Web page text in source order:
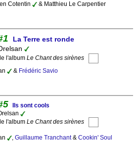
Cotentin & Matthieu Le Carpentier
La Terre est ronde
l'album Le Chant des sirènes
& Frédéric Savio
Ils sont cools
l'album Le Chant des sirènes
, Guillaume Tranchant& Cookin' Soul